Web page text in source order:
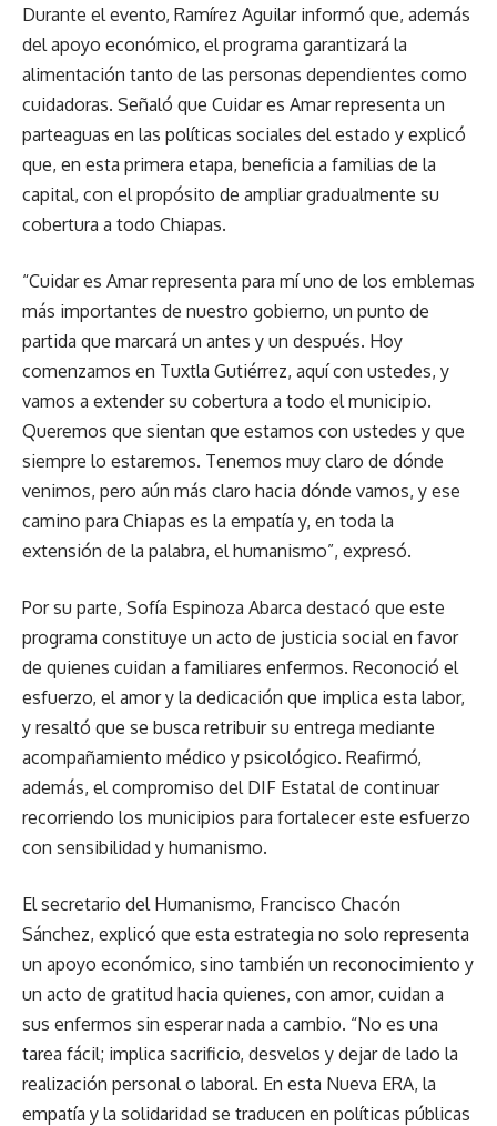
Durante el evento, Ramírez Aguilar informó que, además
del apoyo económico, el programa garantizará la
alimentación tanto de las personas dependientes como
cuidadoras. Señaló que Cuidar es Amar representa un
parteaguas en las políticas sociales del estado y explicó
que, en esta primera etapa, beneficia a familias de la
capital, con el propósito de ampliar gradualmente su
cobertura a todo Chiapas.
“Cuidar es Amar representa para mí uno de los emblemas
más importantes de nuestro gobierno, un punto de
partida que marcará un antes y un después. Hoy
comenzamos en Tuxtla Gutiérrez, aquí con ustedes, y
vamos a extender su cobertura a todo el municipio.
Queremos que sientan que estamos con ustedes y que
siempre lo estaremos. Tenemos muy claro de dónde
venimos, pero aún más claro hacia dónde vamos, y ese
camino para Chiapas es la empatía y, en toda la
extensión de la palabra, el humanismo”, expresó.
Por su parte, Sofía Espinoza Abarca destacó que este
programa constituye un acto de justicia social en favor
de quienes cuidan a familiares enfermos. Reconoció el
esfuerzo, el amor y la dedicación que implica esta labor,
y resaltó que se busca retribuir su entrega mediante
acompañamiento médico y psicológico. Reafirmó,
además, el compromiso del DIF Estatal de continuar
recorriendo los municipios para fortalecer este esfuerzo
con sensibilidad y humanismo.
El secretario del Humanismo, Francisco Chacón
Sánchez, explicó que esta estrategia no solo representa
un apoyo económico, sino también un reconocimiento y
un acto de gratitud hacia quienes, con amor, cuidan a
sus enfermos sin esperar nada a cambio. “No es una
tarea fácil; implica sacrificio, desvelos y dejar de lado la
realización personal o laboral. En esta Nueva ERA, la
empatía y la solidaridad se traducen en políticas públicas